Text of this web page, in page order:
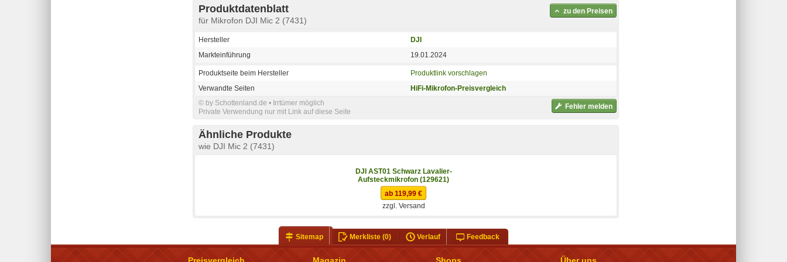
Produktdatenblatt
für Mikrofon DJI Mic 2 (7431)
zu den Preisen
Hersteller
DJI
Markteinführung
19.01.2024
Produktseite beim Hersteller
Produktlink vorschlagen
Verwandte Seiten
HiFi-Mikrofon-Preisvergleich
Fehler melden
© by Schottenland.de • Irrtümer möglich
Private Verwendung nur mit Link auf diese Seite
Ähnliche Produkte
wie DJI Mic 2 (7431)
DJI AST01 Schwarz Lavalier-
Aufsteckmikrofon (129621)
ab 119,99 €
zzgl. Versand
Sitemap Merkliste(0) Verlauf Feedback